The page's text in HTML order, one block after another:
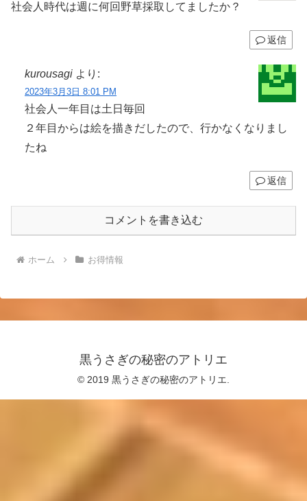
社会人時代は週に何回野草採取してましたか？
返信
kurousagi より:
2023年3月3日 8:01 PM
社会人一年目は土日毎回
２年目からは絵を描きだしたので、行かなくなりまし
たね
返信
コメントを書き込む
ホーム お得情報
黒うさぎの秘密のアトリエ
© 2019 黒うさぎの秘密のアトリエ.